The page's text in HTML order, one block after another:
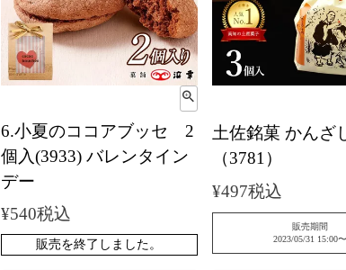
6.小夏のココアブッセ 2
個入(3933) バレンタイン
デー
¥540税込
販売を終了しました。
土佐銘菓 かんざ
（3781）
¥497税込
販売期間
2023/05/31 15:00〜